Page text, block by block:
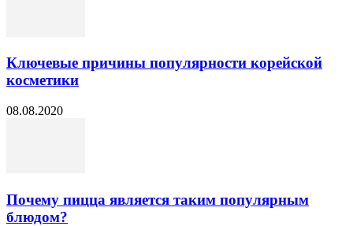
Ключевые причины популярности корейской
косметики
08.08.2020
Почему пицца является таким популярным
блюдом?